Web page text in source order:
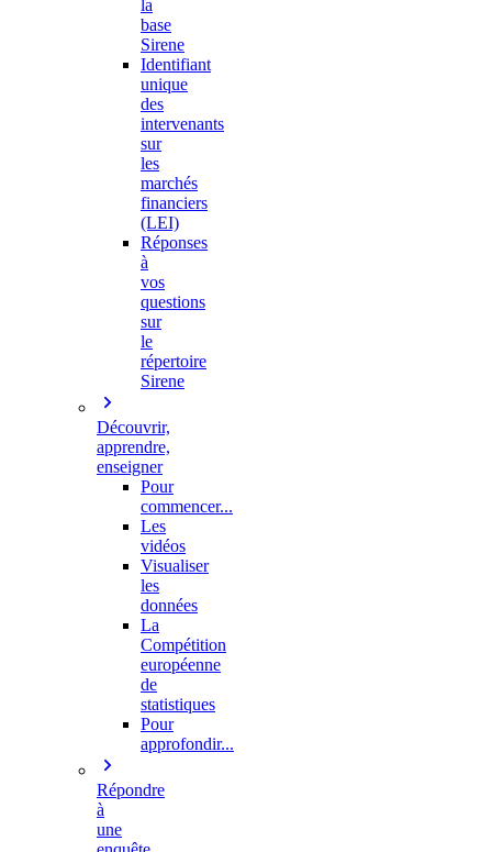
la
base
Sirene
Identifiant
unique
des
intervenants
sur
les
marchés
financiers
(LEI)
Réponses
à
vos
questions
sur
le
répertoire
Sirene
Découvrir,
apprendre,
enseigner
Pour
commencer...
Les
vidéos
Visualiser
les
données
La
Compétition
européenne
de
statistiques
Pour
approfondir...
Répondre
à
une